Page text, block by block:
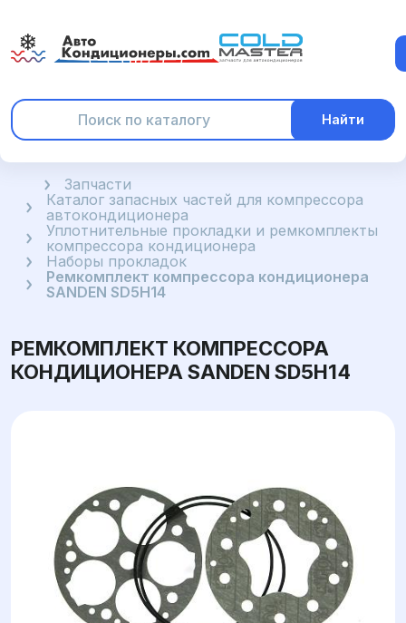
Найти
ГлавнаяЗапчасти
Каталог запасных частей для компрессора
автокондиционера
Уплотнительные прокладки и ремкомплекты
компрессора кондиционера
Наборы прокладок
Ремкомплект компрессора кондиционера
SANDEN SD5H14
РЕМКОМПЛЕКТ КОМПРЕССОРА
КОНДИЦИОНЕРА SANDEN SD5H14